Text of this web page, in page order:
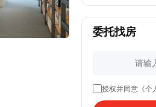
委托找房
授权并同意《个